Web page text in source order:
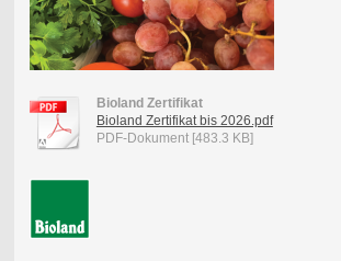
Bioland Zertifikat
Bioland Zertifikat bis 2026.pdf
PDF-Dokument [483.3 KB]